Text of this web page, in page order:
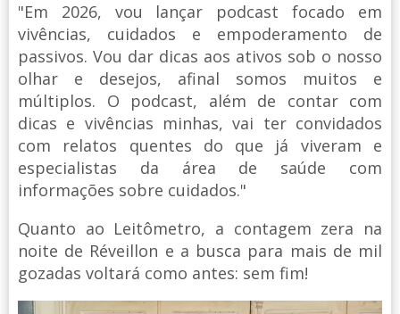
"Em 2026, vou lançar podcast focado em
vivências, cuidados e empoderamento de
passivos. Vou dar dicas aos ativos sob o nosso
olhar e desejos, afinal somos muitos e
múltiplos. O podcast, além de contar com
dicas e vivências minhas, vai ter convidados
com relatos quentes do que já viveram e
especialistas da área de saúde com
informações sobre cuidados."
Quanto ao Leitômetro, a contagem zera na
noite de Réveillon e a busca para mais de mil
gozadas voltará como antes: sem fim!